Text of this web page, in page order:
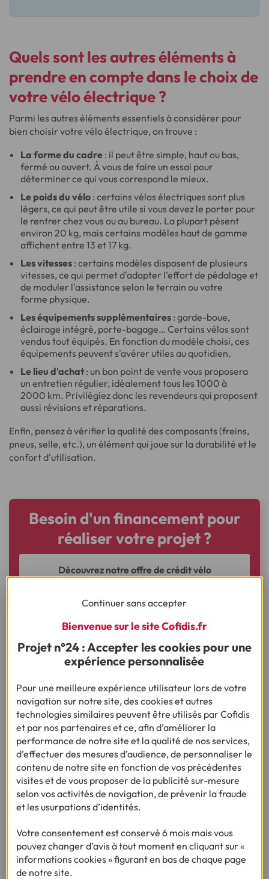
Quels sont les autres éléments à
prendre en compte dans le choix de
votre vélo électrique ?
Parmi les autres éléments essentiels à considérer pour
bien choisir votre vélo électrique, on trouve :
La forme du cadre : il peut être simple, haut ou bas,
fermé ou ouvert. À vous de faire un essai pour
déterminer ce qui vous correspond le mieux.
Le poids du vélo : certains vélos électriques sont plus
légers, ce qui peut être utile si vous devez le porter pour
le rentrer chez vous ou au bureau. La plupart pèsent
environ 20 kg, mais certains modèles haut de gamme
affichent entre 13 et 17 kg.
Les vitesses : certains modèles disposent de plusieurs
vitesses, ce qui permet d'adapter l'effort de pédalage et
de moduler l'assistance selon le terrain ou votre
forme physique.
Les équipements supplémentaires : garde-boue,
éclairage intégré, porte-bagage… Certains vélos sont
vendus tout équipés. En fonction du modèle choisi, ces
équipements peuvent s'avérer utiles au quotidien.
Le lieu d'achat : un bon point de vente vous proposera
un entretien régulier, idéalement tous les 1000 à
2000 km. Privilégiez donc les revendeurs qui proposent
aussi révisions et réparations.
Enfin, pensez à vérifier la qualité des composants (freins,
pneus, selle, etc.), un élément qui joue sur la durabilité et le
confort d'utilisation.
Besoin d'un financement pour
réaliser votre projet ?
Découvrez notre offre de crédit vélo
Ça pourrait vous intéresser
Vous nous avez posé la question, on vous
répond !
Besoin d’autres conseils sur le même thème ?
Besoin d'en savoir plus sur le crédit ?
Continuer sans accepter
Bienvenue sur le site Cofidis.fr
Projet n°24 : Accepter les cookies pour une
expérience personnalisée
Pour une meilleure expérience utilisateur lors de votre
navigation sur notre site, des cookies et autres
technologies similaires peuvent être utilisés par Cofidis
et par nos partenaires et ce, afin d’améliorer la
performance de notre site et la qualité de nos services,
d’effectuer des mesures d’audience, de personnaliser le
contenu de notre site en fonction de vos précédentes
visites et de vous proposer de la publicité sur-mesure
selon vos activités de navigation, de prévenir la fraude
et les usurpations d’identités.
Votre consentement est conservé 6 mois mais vous
pouvez changer d’avis à tout moment en cliquant sur «
informations cookies » figurant en bas de chaque page
de notre site.